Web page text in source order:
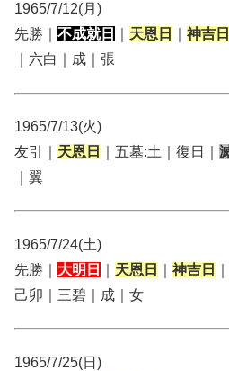
1965/7/12(月)
先勝｜ 不成就日 天恩日 神吉日
｜六白｜成｜張
1965/7/13(火)
友引｜ 天恩日 ｜五墓:土｜復日｜
｜翼
1965/7/24(土)
先勝｜ 大明日 天恩日 神吉日
己卯｜三碧｜成｜女
1965/7/25(日)